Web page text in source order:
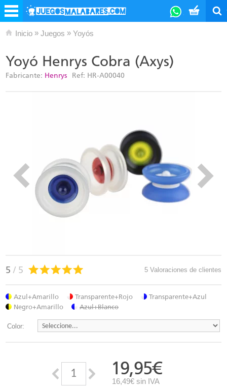
Inicio » Juegos » Yoyós
Yoyó Henrys Cobra (Axys)
Fabricante: Henrys Ref: HR-A00040
5 / 5 5 Valoraciones de clientes
Azul+Amarillo Transparente+Rojo
Transparente+Azul
Negro+Amarillo
Azul+Blanco
Color:
19,95€
16,49€ sin IVA